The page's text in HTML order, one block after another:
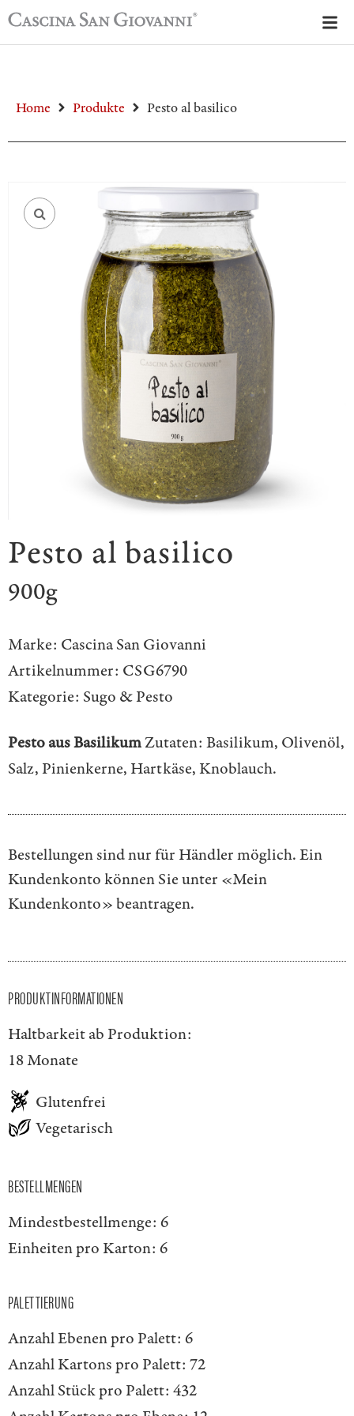
Home Produkte Pesto al basilico
Pesto al basilico
900g
Marke: Cascina San Giovanni
Artikelnummer: CSG6790
Kategorie: Sugo & Pesto
Pesto aus BasilikumZutaten: Basilikum, Olivenöl,
Salz, Pinienkerne, Hartkäse, Knoblauch.
Bestellungen sind nur für Händler möglich. Ein
Kundenkonto können Sie unter «Mein
Kundenkonto»beantragen.
PRODUKTINFORMATIONEN
Haltbarkeit ab Produktion:
18 Monate
Glutenfrei
Vegetarisch
BESTELLMENGEN
Mindestbestellmenge: 6
Einheiten pro Karton: 6
PALETTIERUNG
Anzahl Ebenen pro Palett: 6
Anzahl Kartons pro Palett: 72
Anzahl Stück pro Palett: 432